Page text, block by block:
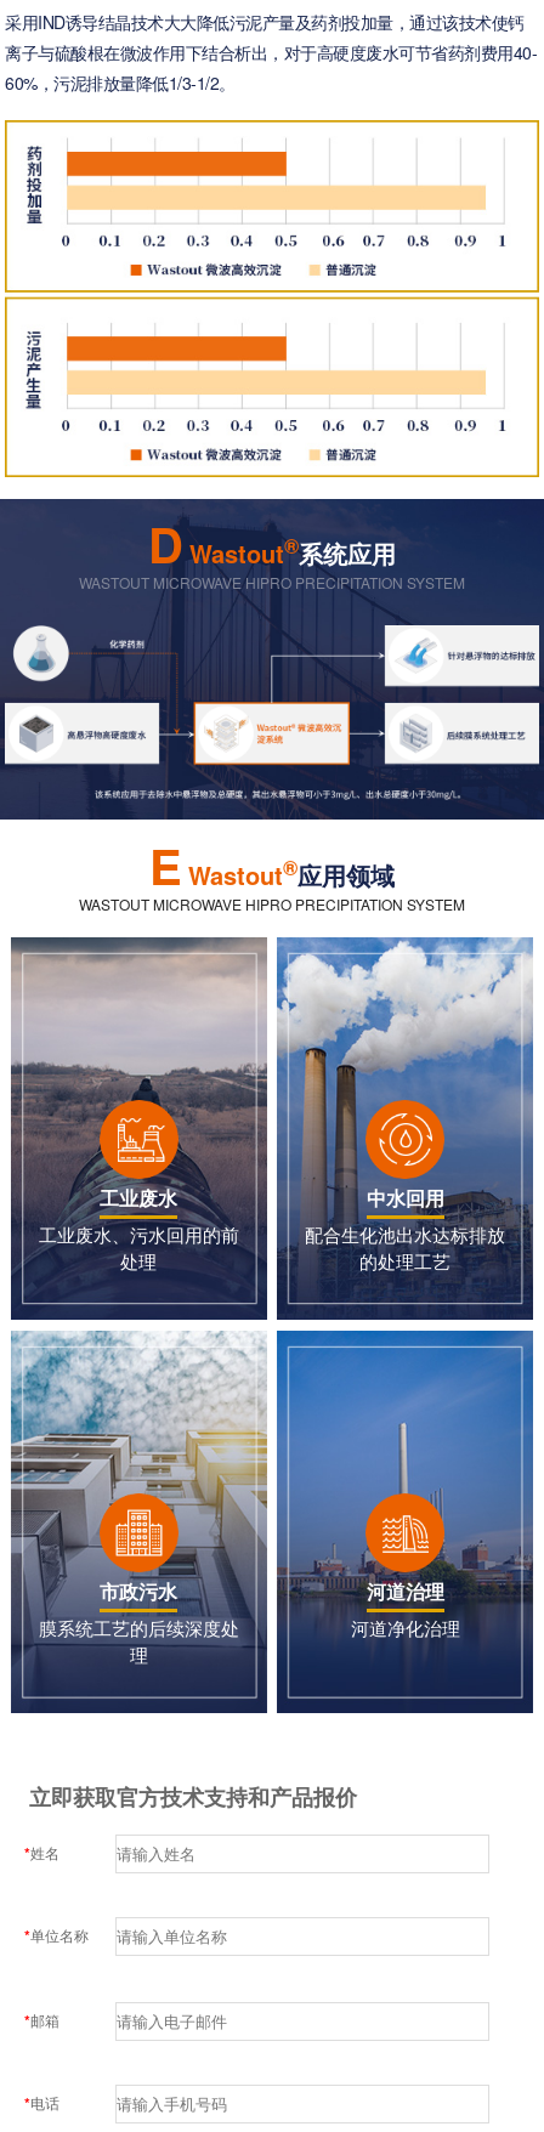
采用IND诱导结晶技术大大降低污泥产量及药剂投加量，通过该技术使钙
离子与硫酸根在微波作用下结合析出，对于高硬度废水可节省药剂费用40-
60%，污泥排放量降低1/3-1/2。
D Wastout®系统应用
WASTOUT MICROWAVE HIPRO PRECIPITATION SYSTEM
E Wastout®应用领域
WASTOUT MICROWAVE HIPRO PRECIPITATION SYSTEM
工业废水
工业废水、污水回用的前
处理
中水回用
配合生化池出水达标排放
的处理工艺
市政污水
膜系统工艺的后续深度处
理
河道治理
河道净化治理
立即获取官方技术支持和产品报价
*姓名
*单位名称
*邮箱
*电话